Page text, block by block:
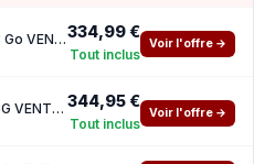
MSI GeForce RTX 5050 8 Go VENTUS 2X OC334,99 €
Tout inclus
Voir l'offre →
MSI GeForce RTX 5050 8G VENTUS 2X OC 344,95 €
Tout inclus
Voir l'offre →